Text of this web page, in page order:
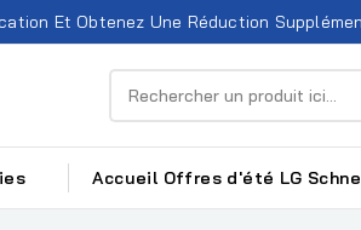
Et Obtenez Une Réduction
Accueil Offres d'été LG